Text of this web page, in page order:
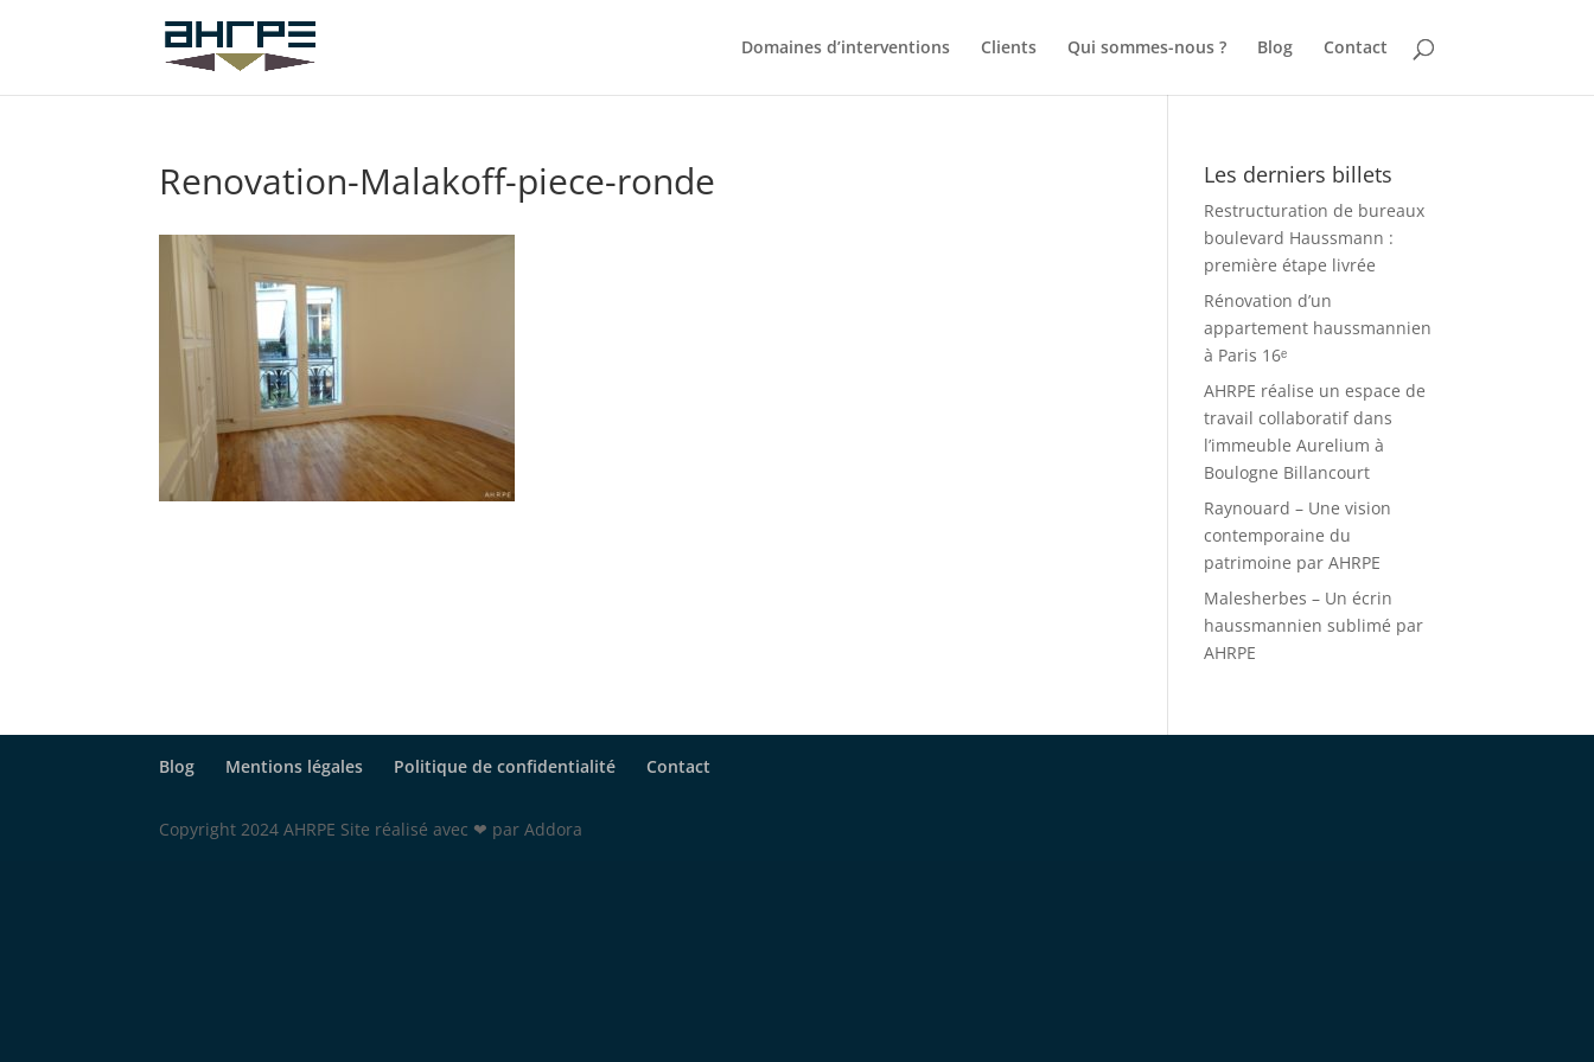
Domaines d’interventions Clients Qui sommes-nous ? Blog Contact
Renovation-Malakoff-piece-ronde Les derniers billets
Restructuration de bureaux
boulevard Haussmann :
première étape livrée
Rénovation d’un
appartement haussmannien
à Paris 16ᵉ
AHRPE réalise un espace de
travail collaboratif dans
l’immeuble Aurelium à
Boulogne Billancourt
Raynouard – Une vision
contemporaine du
patrimoine par AHRPE
Malesherbes – Un écrin
haussmannien sublimé par
AHRPE
Blog Mentions légales Politique de confidentialité Contact
Copyright 2024 AHRPE Site réalisé avec ❤ par Addora